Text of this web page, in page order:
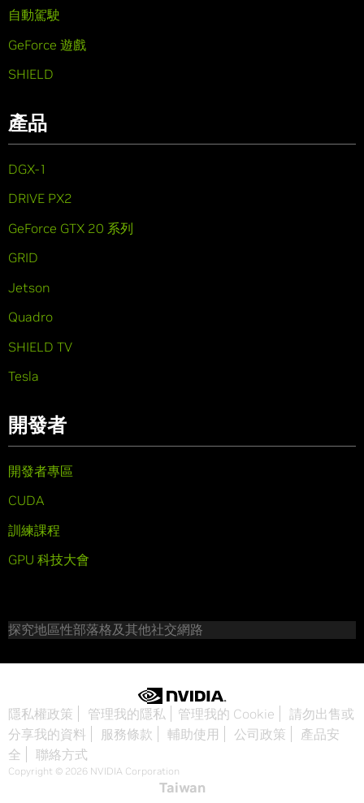
自動駕駛
GeForce 遊戲
SHIELD
產品
DGX-1
DRIVE PX2
GeForce GTX 20 系列
GRID
Jetson
Quadro
SHIELD TV
Tesla
開發者
開發者專區
CUDA
訓練課程
GPU 科技大會
探究地區性部落格及其他社交網路
隱私權政策 管理我的隱私 管理我的 Cookie
請勿出售或
分享我的資料
服務條款 輔助使用 公司政策
產品安
全
聯絡方式
Copyright © 2026 NVIDIA Corporation
Taiwan